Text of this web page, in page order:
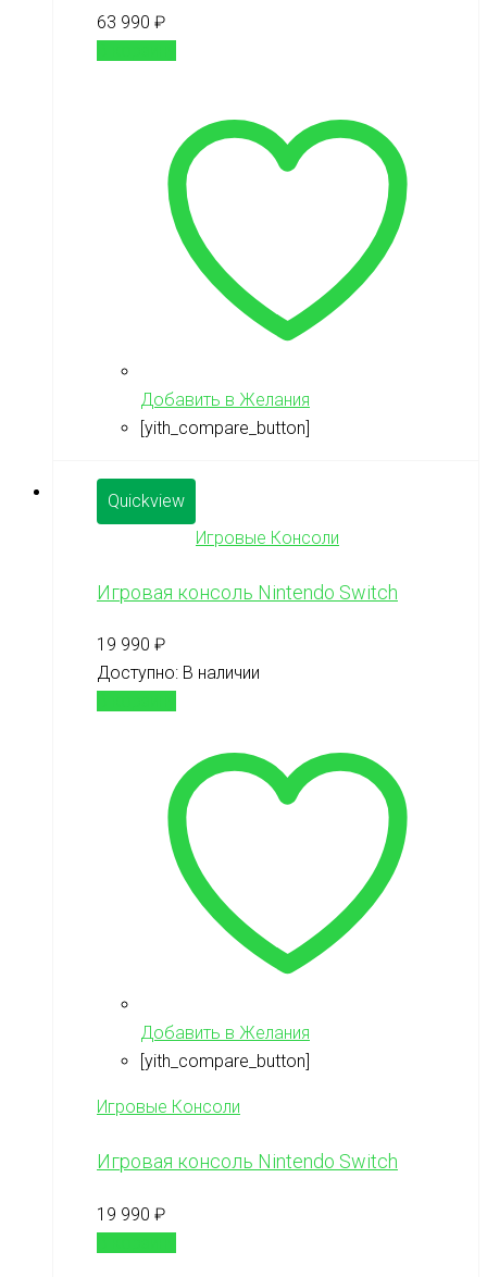
63 990 ₽
Добавить в Желания
[yith_compare_button]
Quickview
Игровые Консоли
Игровая консоль Nintendo Switch
19 990 ₽
Доступно: В наличии
Добавить в Желания
[yith_compare_button]
Игровые Консоли
Игровая консоль Nintendo Switch
19 990 ₽